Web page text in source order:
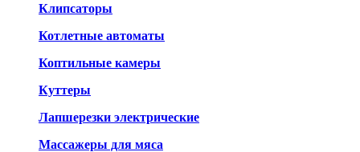
Клипсаторы
Котлетные автоматы
Коптильные камеры
Куттеры
Лапшерезки электрические
Массажеры для мяса